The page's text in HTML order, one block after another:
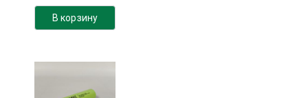
высокотоков
ый
В корзину